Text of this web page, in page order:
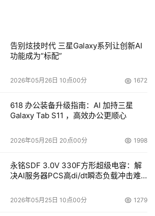
告别炫技时代 三星Galaxy系列让创新AI
功能成为“标配”
2026年05月26日 10点00分 1672
618 办公装备升级指南：AI 加持三星
Galaxy Tab S11 ，高效办公更顺心
2026年05月26日 20点00分 1998
永铭SDF 3.0V 330F方形超级电容：解
决AI服务器PCS高di/dt瞬态负载冲击难
2026年05月25日 10点00分 1279